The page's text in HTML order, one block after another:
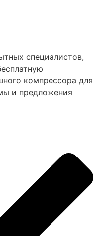
специалистов,
компрессора для
и предложения